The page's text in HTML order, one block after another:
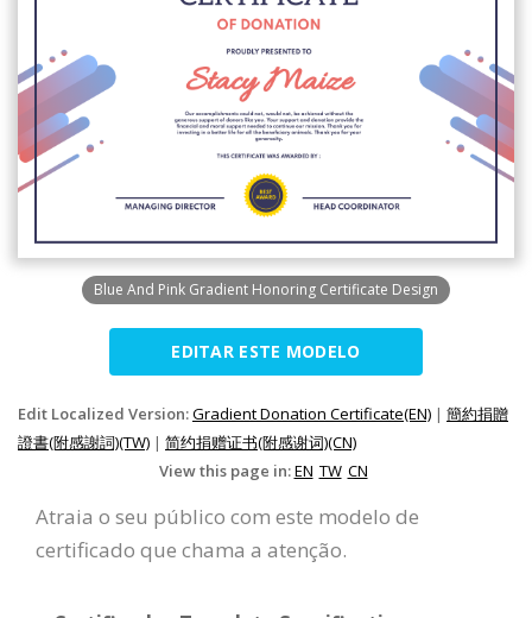
Blue And Pink Gradient Honoring Certificate Design
EDITAR ESTE MODELO
Edit Localized Version:Gradient Donation Certificate(EN) | 簡約捐贈
證書(附感謝詞)(TW) | 简约捐赠证书(附感谢词)(CN)
View this page in:EN TW CN
Atraia o seu público com este modelo de
certificado que chama a atenção.